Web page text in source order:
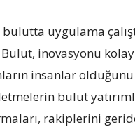
uygulama
inovasyonu
insanlar
bulut
rakiplerini